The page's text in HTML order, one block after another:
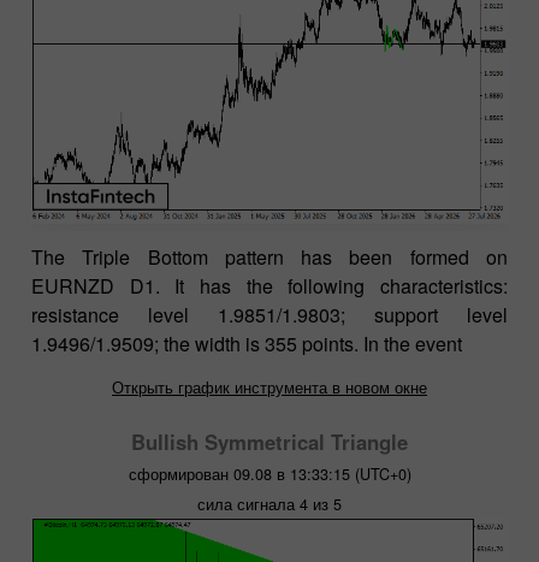
The Triple Bottom pattern has been formed on
EURNZD D1. It has the following characteristics:
resistance level 1.9851/1.9803; support level
1.9496/1.9509; the width is 355 points. In the event
Открыть график инструмента в новом окне
Bullish Symmetrical Triangle
сформирован 09.08 в 13:33:15 (UTC+0)
сила сигнала 4 из 5